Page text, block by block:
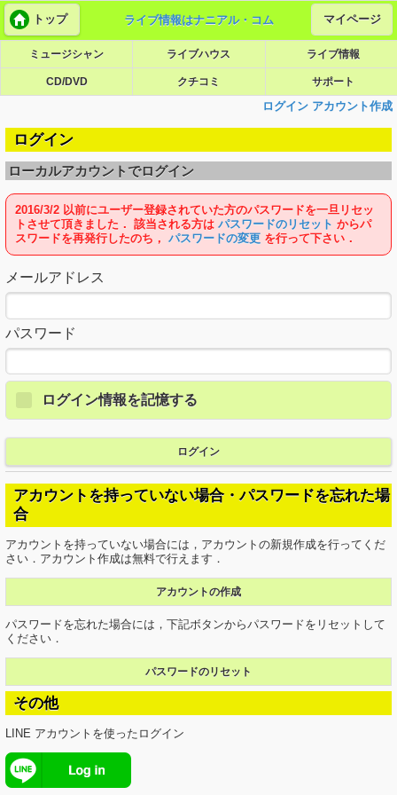
トップ ライブ情報はナニアル・コム マイページ
ミュージシャン ライブハウス ライブ情報
CD/DVD クチコミ サポート
ログイン アカウント作成
ログイン
ローカルアカウントでログイン
2016/3/2 以前にユーザー登録されていた方のパスワードを一旦リセッ
トさせて頂きました． 該当される方はパスワードのリセット からパ
スワードを再発行したのち，パスワードの変更 を行って下さい．
メールアドレス
パスワード
ログイン情報を記憶する
ログイン
アカウントを持っていない場合・パスワードを忘れた場
合
アカウントを持っていない場合には，アカウントの新規作成を行ってくだ
さい．アカウント作成は無料で行えます．
アカウントの作成
パスワードを忘れた場合には，下記ボタンからパスワードをリセットして
ください．
パスワードのリセット
その他
LINE アカウントを使ったログイン